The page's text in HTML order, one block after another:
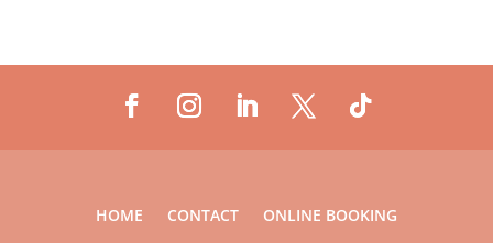
HOME CONTACT ONLINE BOOKING